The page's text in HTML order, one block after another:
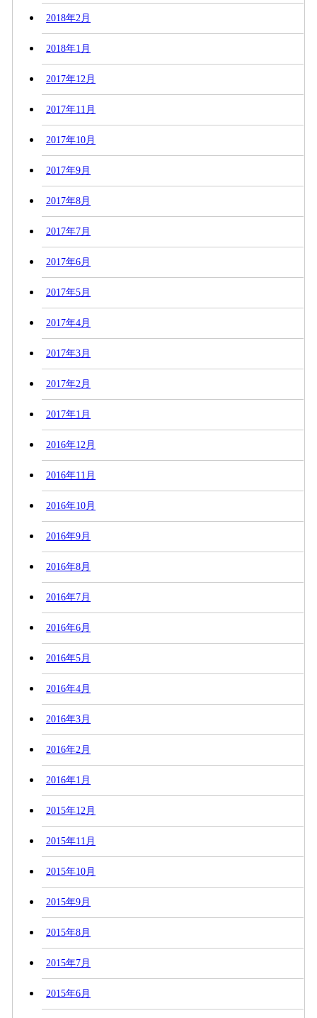
2018年2月
2018年1月
2017年12月
2017年11月
2017年10月
2017年9月
2017年8月
2017年7月
2017年6月
2017年5月
2017年4月
2017年3月
2017年2月
2017年1月
2016年12月
2016年11月
2016年10月
2016年9月
2016年8月
2016年7月
2016年6月
2016年5月
2016年4月
2016年3月
2016年2月
2016年1月
2015年12月
2015年11月
2015年10月
2015年9月
2015年8月
2015年7月
2015年6月